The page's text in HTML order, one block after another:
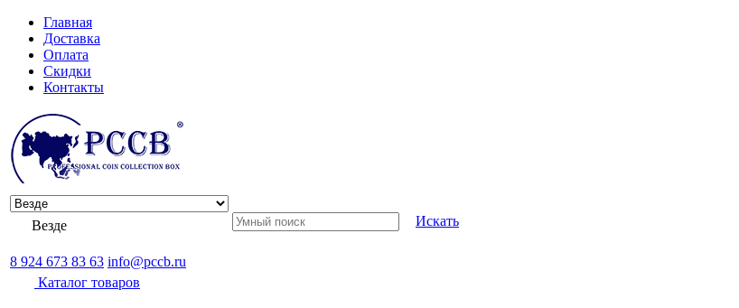
Главная
Доставка
Оплата
Скидки
Контакты
Везде Искать
8 924 673 83 63 info@pccb.ru
Каталог товаров